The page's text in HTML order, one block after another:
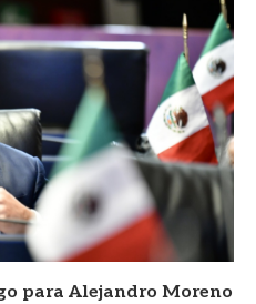
para Alejandro Moreno